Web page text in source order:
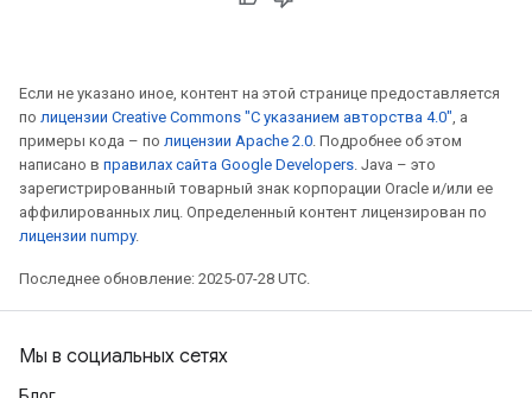
Если не указано иное, контент на этой странице предоставляется
по лицензии Creative Commons "С указанием авторства 4.0", а
примеры кода – по лицензии Apache 2.0. Подробнее об этом
написано в правилах сайта Google Developers. Java – это
зарегистрированный товарный знак корпорации Oracle и/или ее
аффилированных лиц. Определенный контент лицензирован по
лицензии numpy.
Последнее обновление: 2025-07-28 UTC.
Мы в социальных сетях